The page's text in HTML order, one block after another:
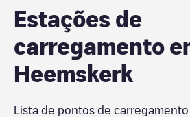
Estações de
carregamento
Heemskerk
Lista de pontos de